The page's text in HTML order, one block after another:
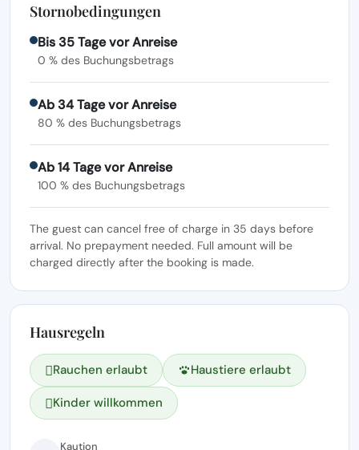
Stornobedingungen
Bis 35 Tage vor Anreise
0 % des Buchungsbetrags
Ab 34 Tage vor Anreise
80 % des Buchungsbetrags
Ab 14 Tage vor Anreise
100 % des Buchungsbetrags
The guest can cancel free of charge in 35 days before
arrival. No prepayment needed. Full amount will be
charged directly after the booking is made.
Hausregeln
Rauchen erlaubt Haustiere erlaubt
Kinder willkommen
Kaution